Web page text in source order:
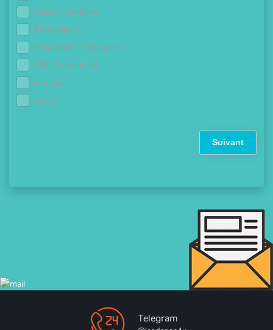
Volets / Fenêtres
Rénovation
Assurances / Mutuelles
CPF (Formation)
Finance
Autres
Suivant
Telegram